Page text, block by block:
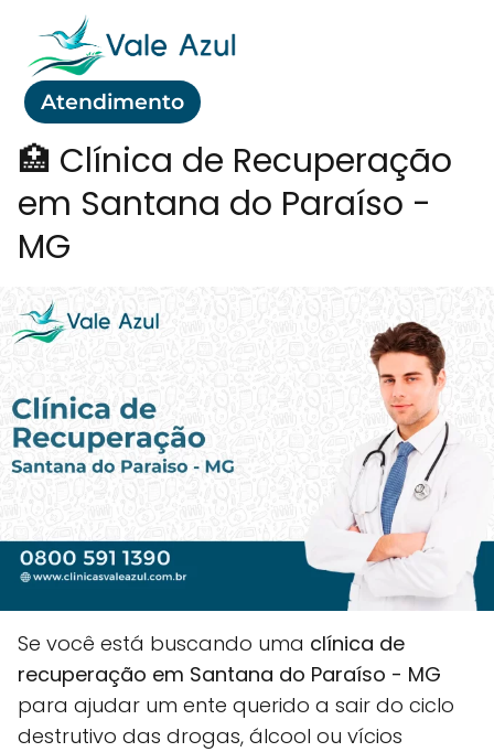
Atendimento
🏥 Clínica de Recuperação
em Santana do Paraíso -
MG
Se você está buscando uma clínica de
recuperação em Santana do Paraíso - MG
para ajudar um ente querido a sair do ciclo
destrutivo das drogas, álcool ou vícios